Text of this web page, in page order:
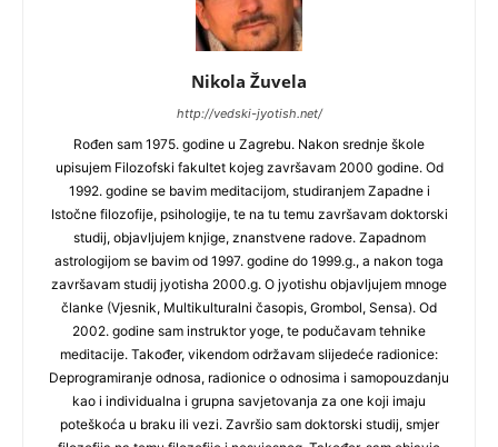
Nikola Žuvela
http://vedski-jyotish.net/
Rođen sam 1975. godine u Zagrebu. Nakon srednje škole
upisujem Filozofski fakultet kojeg završavam 2000 godine. Od
1992. godine se bavim meditacijom, studiranjem Zapadne i
Istočne filozofije, psihologije, te na tu temu završavam doktorski
studij, objavljujem knjige, znanstvene radove. Zapadnom
astrologijom se bavim od 1997. godine do 1999.g., a nakon toga
završavam studij jyotisha 2000.g. O jyotishu objavljujem mnoge
članke (Vjesnik, Multikulturalni časopis, Grombol, Sensa). Od
2002. godine sam instruktor yoge, te podučavam tehnike
meditacije. Također, vikendom održavam slijedeće radionice:
Deprogramiranje odnosa, radionice o odnosima i samopouzdanju
kao i individualna i grupna savjetovanja za one koji imaju
poteškoća u braku ili vezi. Završio sam doktorski studij, smjer